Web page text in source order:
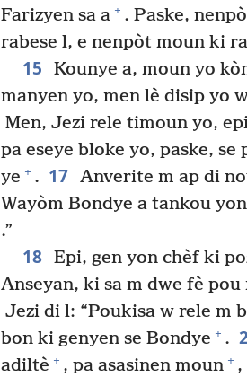
Farizyen sa a + . Paske,
rabese l, e nenpòt moun ki
15
Kounye a, moun yo
manyen yo, men lè disip yo
Men, Jezi rele timoun yo,
pa eseye bloke yo, paske,
ye + . 17 Anverite m ap di
Wayòm Bondye a tankou
.”
18 Epi, gen yon chèf ki
Anseyan, ki sa m dwe fè pou
Jezi di l: “Poukisa w rele m
bon ki genyen se Bondye + .
adiltè + , pa asasinen moun + ,